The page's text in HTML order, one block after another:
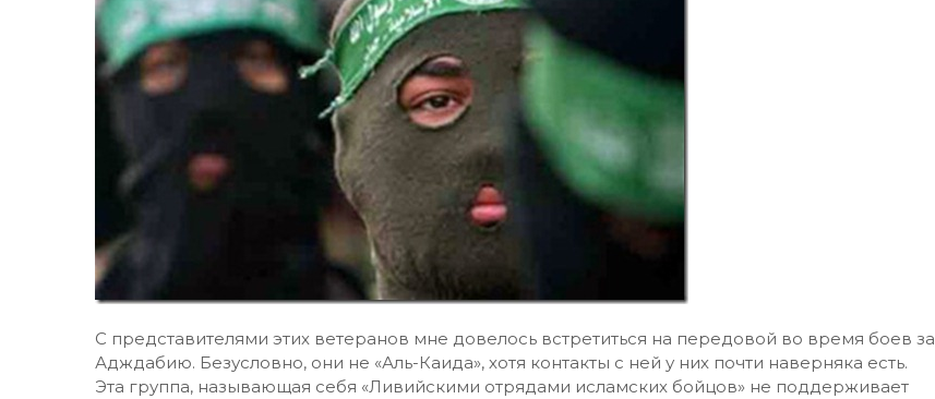
С представителями этих ветеранов мне довелось встретиться на передовой во время боев за
Адждабию. Безусловно, они не «Аль-Каида», хотя контакты с ней у них почти наверняка есть.
Эта группа, называющая себя «Ливийскими отрядами исламских бойцов» не поддерживает